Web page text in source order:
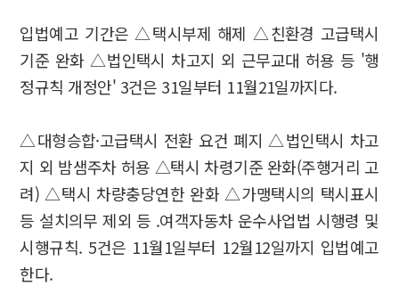
입법예고 기간은 △택시부제 해제 △친환경 고급택시
기준 완화 △법인택시 차고지 외 근무교대 허용 등 '행
정규칙 개정안' 3건은 31일부터 11월21일까지다.
△대형승합·고급택시 전환 요건 폐지 △법인택시 차고
지 외 밤샘주차 허용 △택시 차령기준 완화(주행거리 고
려) △택시 차량충당연한 완화 △가맹택시의 택시표시
등 설치의무 제외 등 .여객자동차 운수사업법 시행령 및
시행규칙. 5건은 11월1일부터 12월12일까지 입법예고
한다.